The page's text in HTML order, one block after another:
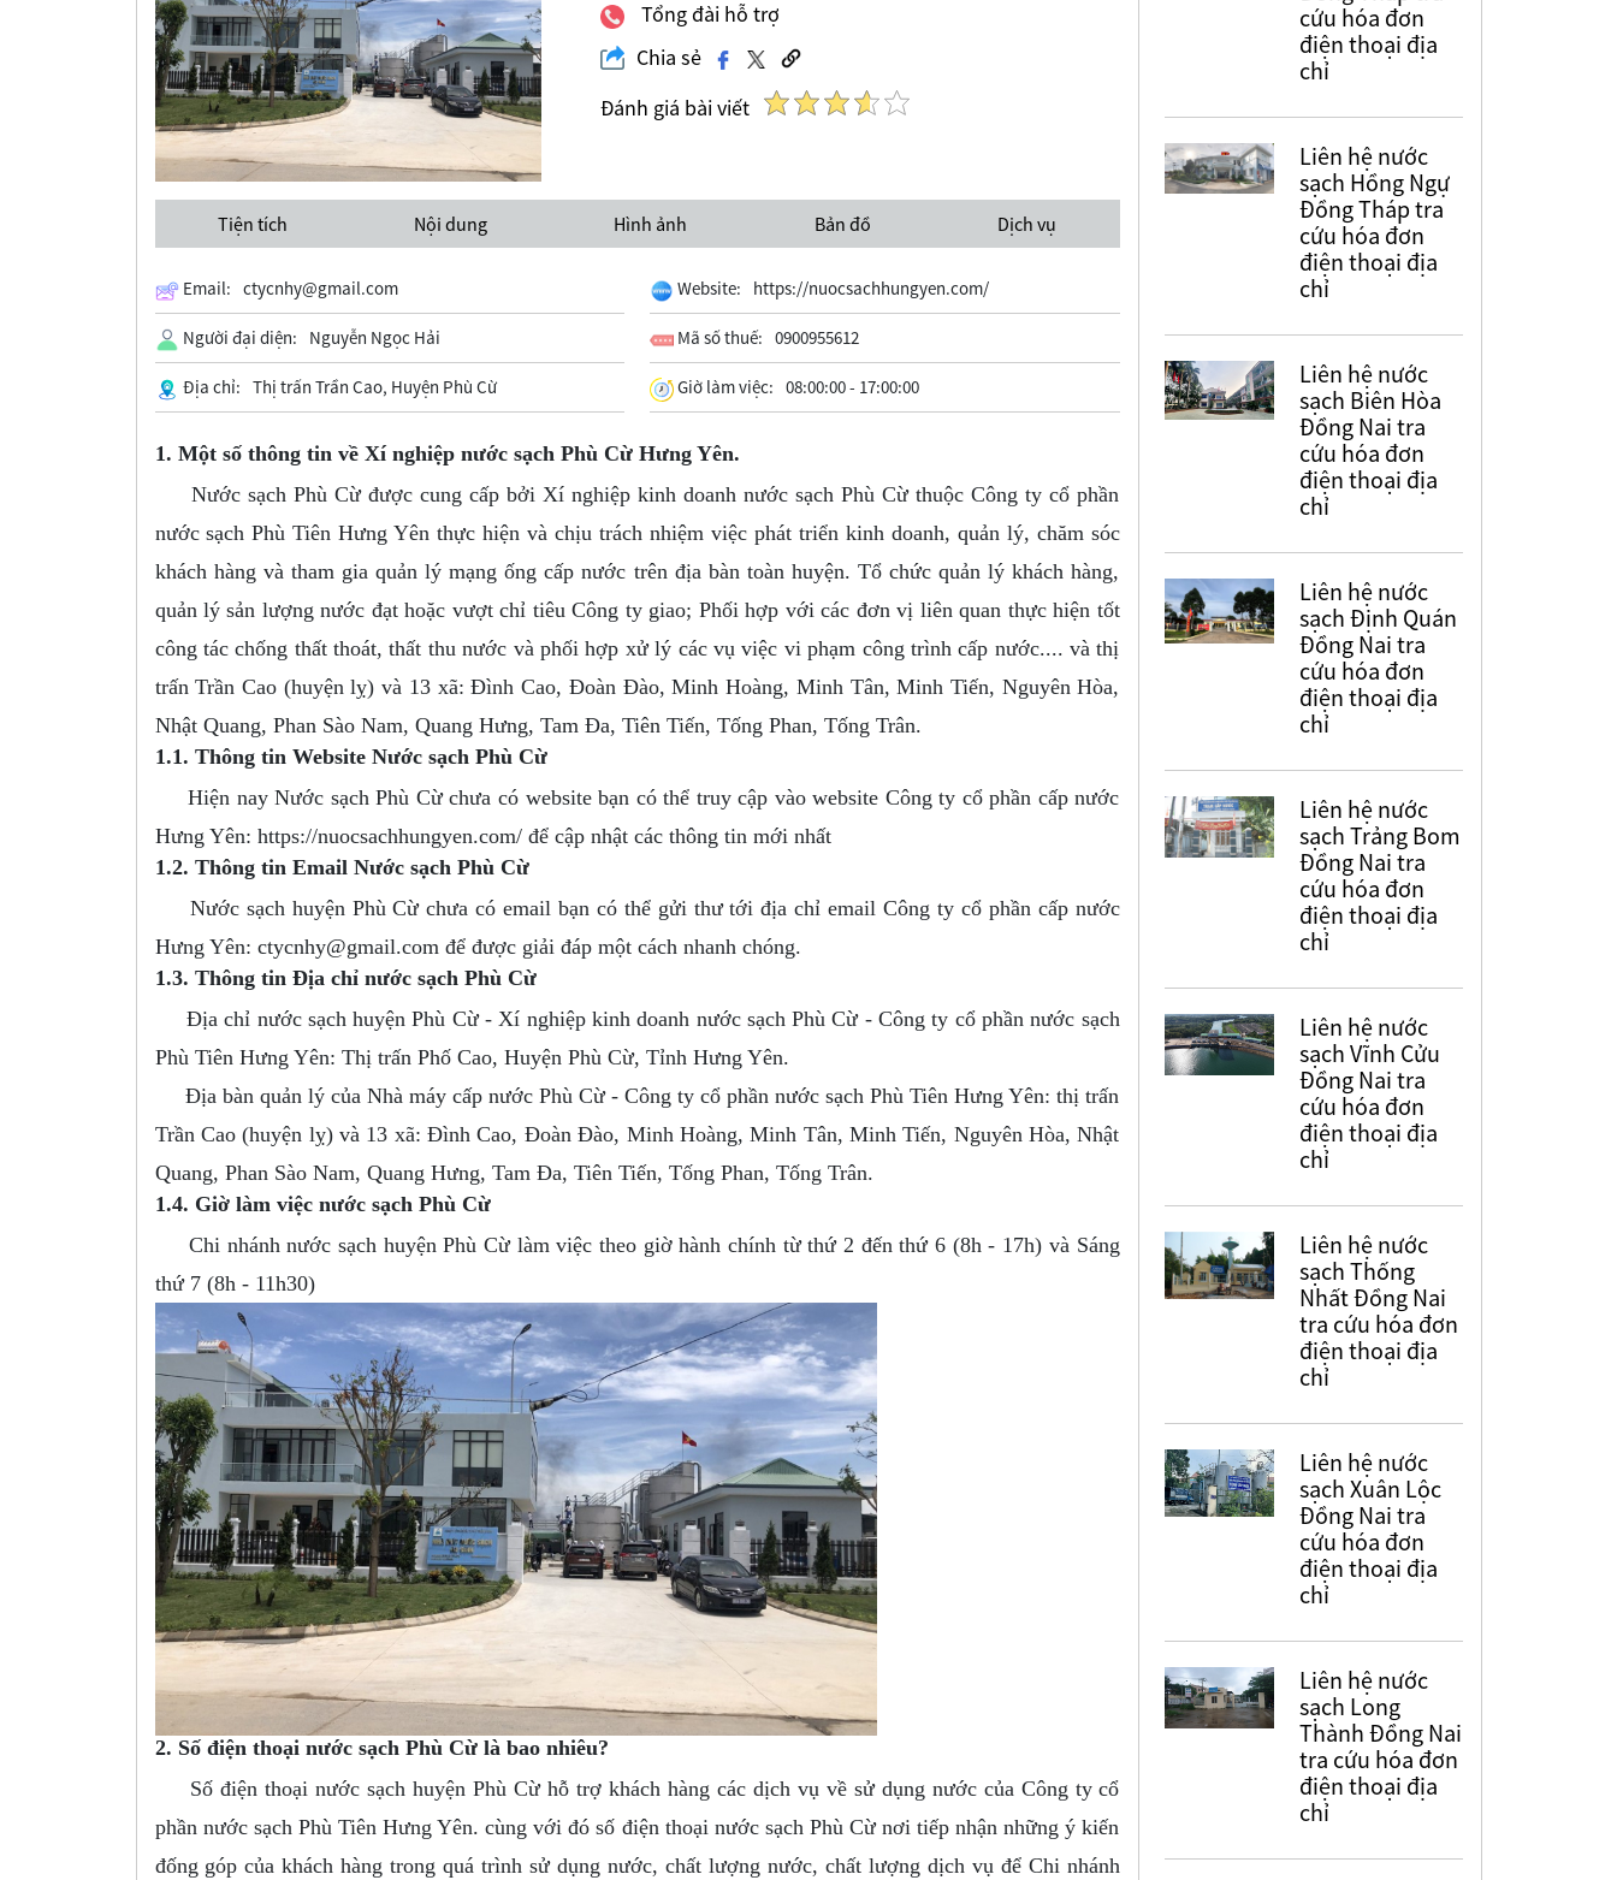
Tổng đài hỗ trợ
Chia sẻ
Đánh giá bài viết
Tiện tích Nội dung Hình ảnh Bản đồ Dịch vụ
Email: ctycnhy@gmail.com Website: https://nuocsachhungyen.com/
Người đại diện: Nguyễn Ngọc Hải Mã số thuế: 0900955612
Địa chỉ: Thị trấn Trần Cao, Huyện Phù Cừ Giờ làm việc: 08:00:00 - 17:00:00
1. Một số thông tin về Xí nghiệp nước sạch Phù Cừ Hưng Yên.
Nước sạch Phù Cừ được cung cấp bởi Xí nghiệp kinh doanh nước sạch Phù Cừ thuộc Công ty cổ phần
nước sạch Phù Tiên Hưng Yên thực hiện và chịu trách nhiệm việc phát triển kinh doanh, quản lý, chăm sóc
khách hàng và tham gia quản lý mạng ống cấp nước trên địa bàn toàn huyện. Tổ chức quản lý khách hàng,
quản lý sản lượng nước đạt hoặc vượt chỉ tiêu Công ty giao; Phối hợp với các đơn vị liên quan thực hiện tốt
công tác chống thất thoát, thất thu nước và phối hợp xử lý các vụ việc vi phạm công trình cấp nước.... và thị
trấn Trần Cao (huyện lỵ) và 13 xã: Đình Cao, Đoàn Đào, Minh Hoàng, Minh Tân, Minh Tiến, Nguyên Hòa,
Nhật Quang, Phan Sào Nam, Quang Hưng, Tam Đa, Tiên Tiến, Tống Phan, Tống Trân.
1.1. Thông tin Website Nước sạch Phù Cừ
Hiện nay Nước sạch Phù Cừ chưa có website bạn có thể truy cập vào website Công ty cổ phần cấp nước
Hưng Yên: https://nuocsachhungyen.com/ để cập nhật các thông tin mới nhất
1.2. Thông tin Email Nước sạch Phù Cừ
Nước sạch huyện Phù Cừ chưa có email bạn có thể gửi thư tới địa chỉ email Công ty cổ phần cấp nước
Hưng Yên: ctycnhy@gmail.comđể được giải đáp một cách nhanh chóng.
1.3. Thông tin Địa chỉ nước sạch Phù Cừ
Địa chỉ nước sạch huyện Phù Cừ - Xí nghiệp kinh doanh nước sạch Phù Cừ - Công ty cổ phần nước sạch
Phù Tiên Hưng Yên: Thị trấn Phố Cao, Huyện Phù Cừ, Tỉnh Hưng Yên.
Địa bàn quản lý của Nhà máy cấp nước Phù Cừ - Công ty cổ phần nước sạch Phù Tiên Hưng Yên: thị trấn
Trần Cao (huyện lỵ) và 13 xã: Đình Cao, Đoàn Đào, Minh Hoàng, Minh Tân, Minh Tiến, Nguyên Hòa, Nhật
Quang, Phan Sào Nam, Quang Hưng, Tam Đa, Tiên Tiến, Tống Phan, Tống Trân.
1.4. Giờ làm việc nước sạch Phù Cừ
Chi nhánh nước sạch huyện Phù Cừ làm việc theo giờ hành chính từ thứ 2 đến thứ 6 (8h - 17h) và Sáng
thứ 7 (8h - 11h30)
2. Số điện thoại nước sạch Phù Cừ là bao nhiêu?
Số điện thoại nước sạch huyện Phù Cừ hỗ trợ khách hàng các dịch vụ về sử dụng nước của Công ty cổ
phần nước sạch Phù Tiên Hưng Yên. cùng với đó số điện thoại nước sạch Phù Cừ nơi tiếp nhận những ý kiến
đống góp của khách hàng trong quá trình sử dụng nước, chất lượng nước, chất lượng dịch vụ để Chi nhánh
cứu hóa đơn
điện thoại địa
chỉ
Liên hệ nước
sạch Hồng Ngự
Đồng Tháp tra
cứu hóa đơn
điện thoại địa
chỉ
Liên hệ nước
sạch Biên Hòa
Đồng Nai tra
cứu hóa đơn
điện thoại địa
chỉ
Liên hệ nước
sạch Định Quán
Đồng Nai tra
cứu hóa đơn
điện thoại địa
chỉ
Liên hệ nước
sạch Trảng Bom
Đồng Nai tra
cứu hóa đơn
điện thoại địa
chỉ
Liên hệ nước
sạch Vĩnh Cửu
Đồng Nai tra
cứu hóa đơn
điện thoại địa
chỉ
Liên hệ nước
sạch Thống
Nhất Đồng Nai
tra cứu hóa đơn
điện thoại địa
chỉ
Liên hệ nước
sạch Xuân Lộc
Đồng Nai tra
cứu hóa đơn
điện thoại địa
chỉ
Liên hệ nước
sạch Long
Thành Đồng Nai
tra cứu hóa đơn
điện thoại địa
chỉ